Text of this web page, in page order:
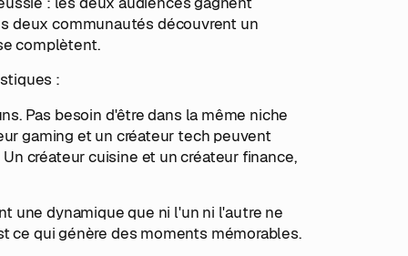
deux communautés découvrent un
complètent.
:
Pas besoin d'être dans la même niche
gaming et un créateur tech peuvent
créateur cuisine et un créateur finance,
une dynamique que ni l'un ni l'autre ne
ce qui génère des moments mémorables.